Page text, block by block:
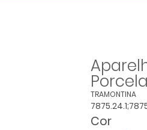
TRAMONTINA
Cor